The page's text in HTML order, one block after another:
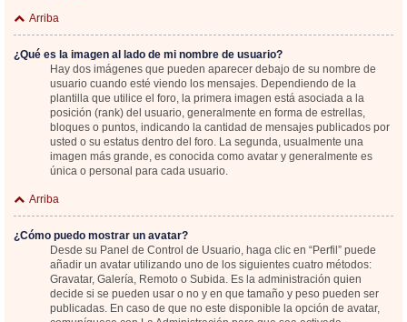
Arriba
¿Qué es la imagen al lado de mi nombre de usuario?
Hay dos imágenes que pueden aparecer debajo de su nombre de
usuario cuando esté viendo los mensajes. Dependiendo de la
plantilla que utilice el foro, la primera imagen está asociada a la
posición (rank) del usuario, generalmente en forma de estrellas,
bloques o puntos, indicando la cantidad de mensajes publicados por
usted o su estatus dentro del foro. La segunda, usualmente una
imagen más grande, es conocida como avatar y generalmente es
única o personal para cada usuario.
Arriba
¿Cómo puedo mostrar un avatar?
Desde su Panel de Control de Usuario, haga clic en “Perfil” puede
añadir un avatar utilizando uno de los siguientes cuatro métodos:
Gravatar, Galería, Remoto o Subida. Es la administración quien
decide si se pueden usar o no y en que tamaño y peso pueden ser
publicadas. En caso de que no este disponible la opción de avatar,